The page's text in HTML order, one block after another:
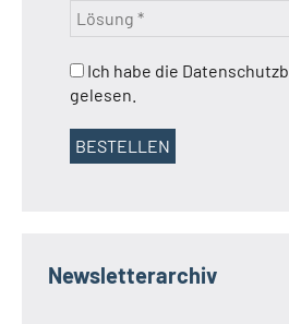
Ich habe die
gelesen.
Newsletterarchiv